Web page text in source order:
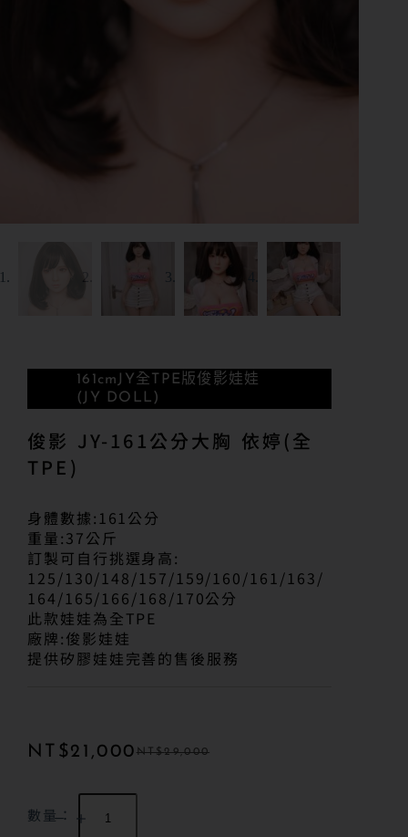
161cm JY全TPE版俊影娃娃
(JY DOLL)
俊影 JY-161公分大胸 依婷(全
TPE)
身體數據:161公分
重量:37公斤
訂製可自行挑選身高:
125/130/148/157/159/160/161/163/
164/165/166/168/170公分
此款娃娃為全TPE
廠牌:俊影娃娃
提供矽膠娃娃完善的售後服務
NT$29,000
NT$ 21,000
數量：